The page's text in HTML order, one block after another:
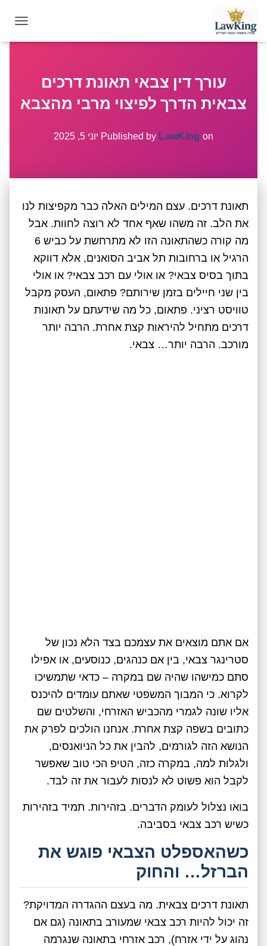
O
N
T
עורך דין צבאי תאונת דרכים
צבאית הדרך לפיצוי מרבי מהצבא
Published by LawKing on יוני 5, 2025
תאונת דרכים. עצם המילים האלה כבר מקפיצות לנו
את הלב. זה משהו שאף אחד לא רוצה לחוות. אבל
מה קורה כשהתאונה הזו לא מתרחשת על כביש 6
הרגיל או ברחובות תל אביב הסואנים, אלא דווקא
בתוך בסיס צבאי? או אולי עם רכב צבאי? או אולי
בין שני חיילים בזמן שירותם? פתאום, העסק מקבל
טוויסט רציני. פתאום, כל מה שידעתם על תאונות
דרכים מתחיל להיראות קצת אחרת. הרבה יותר
מורכב. הרבה יותר… צבאי.
אם אתם מוצאים את עצמכם בצד הלא נכון של
סטרינגר צבאי, בין אם כנהגים, כנוסעים, או אפילו
סתם כמישהו שהיה שם במקרה – כדאי שתמשיכו
לקרוא. כי המבוך המשפטי שאתם עומדים להיכנס
אליו שונה לגמרי מהכביש האזרחי, והשלטים שם
כתובים בשפה קצת אחרת. אנחנו הולכים לפרק את
הנושא הזה לגורמים, להבין את כל הניואנסים,
ולגלות למה, במקרה כזה, הטיפ הכי טוב שאפשר
לקבל הוא פשוט לא לנסות לעבור את זה לבד.
בואו נצלול לעומק הדברים. בזהירות. תמיד בזהירות
כשיש רכב צבאי בסביבה.
כשהאספלט הצבאי פוגש את
הברזל… והחוק
תאונת דרכים צבאית. מה בעצם ההגדרה המדויקת?
זה יכול להיות רכב צבאי שמעורב בתאונה (גם אם
נהוג על ידי אזרח), רכב אזרחי בתאונה שנגרמה